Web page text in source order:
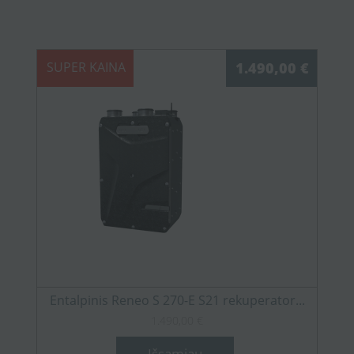
SUPER KAINA 1.490,00 €
Entalpinis Reneo S 270-E S21 rekuperator...